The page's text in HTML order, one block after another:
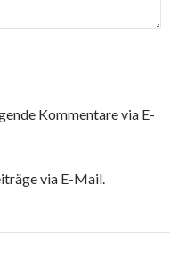
Kommentare via E-
via E-Mail.